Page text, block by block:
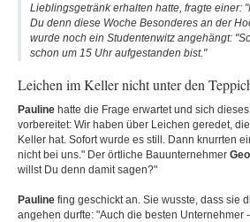
Lieblingsgetränk erhalten hatte, fragte einer:
Du denn diese Woche Besonderes an der
wurde noch ein Studentenwitz angehängt:
schon um 15 Uhr aufgestanden bist."
Leichen im Keller nicht unter den
Pauline hatte die Frage erwartet und sich
vorbereitet: Wir haben über Leichen geredet,
Keller hat. Sofort wurde es still. Dann knurrten
nicht bei uns." Der örtliche Bauunternehmer
willst Du denn damit sagen?"
Pauline fing geschickt an. Sie wusste, dass sie
angehen durfte: "Auch die besten Unternehmer